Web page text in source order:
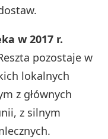
w 2017 r.
pozostaje w
lokalnych
z głównych
z silnym